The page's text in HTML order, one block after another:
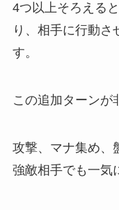
4つ以上そろえる
り、相手に行動さ
す。
この追加ターンが
攻撃、マナ集め、
強敵相手でも一気